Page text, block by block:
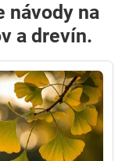
návody na
a drevín.